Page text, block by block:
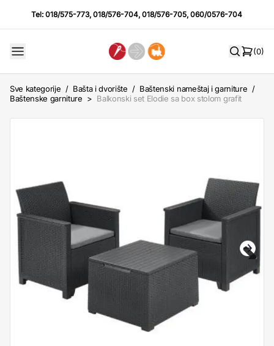
Tel:018/575-773,018/576-704,018/576-705,060/0576-704
(0)
Sve kategorije / Bašta i dvorište / Baštenski nameštaj i garniture /
Baštenske garniture > Balkonski set Elodie sa box stolom grafit